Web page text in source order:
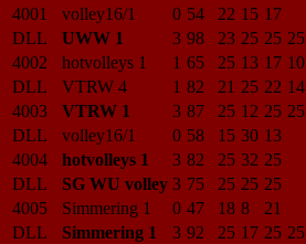
4001
volley16/1 0 54 22 15 17
DLL
UWW 1 3 98 23 25 25 25
4002
hotvolleys 1 1 65 25 13 17 10
DLL
VTRW 4 1 82 21 25 22 14
4003
VTRW 1 3 87 25 12 25 25
DLL
volley16/1 0 58 15 30 13
4004
hotvolleys 1 3 82 25 32 25
DLL
SG WU volley 3 75 25 25 25
4005
Simmering 1 0 47 18 8
21
DLL
Simmering 1 3 92 25 17 25 25